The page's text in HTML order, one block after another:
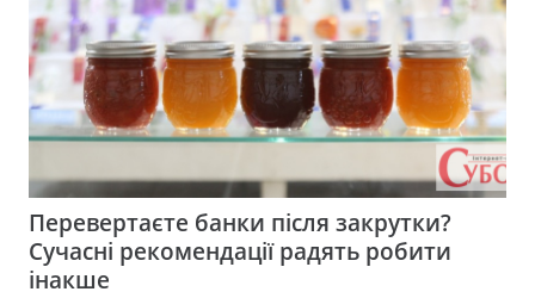
Перевертаєте банки після закрутки?
Сучасні рекомендації радять робити
інакше